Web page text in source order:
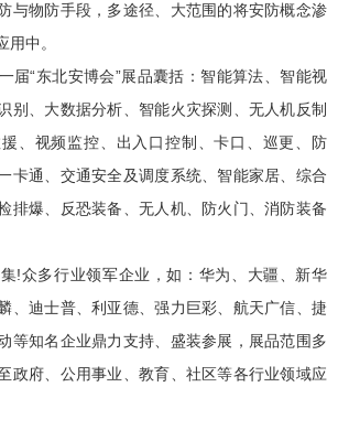
与物防手段，多途径、大范围的将安防概念渗
中。
“东北安博会”展品囊括：智能算法、智能视
别、大数据分析、智能火灾探测、无人机反制
、视频监控、出入口控制、卡口、巡更、防
卡通、交通安全及调度系统、智能家居、综合
排爆、反恐装备、无人机、防火门、消防装备
多行业领军企业，如：华为、大疆、新华
、迪士普、利亚德、强力巨彩、航天广信、捷
等知名企业鼎力支持、盛装参展，展品范围多
政府、公用事业、教育、社区等各行业领域应